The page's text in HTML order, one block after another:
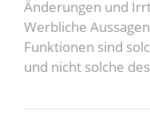
Änderungen und
Werbliche
Funktionen sind
und nicht solche